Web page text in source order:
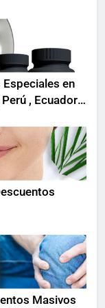
en
, Ecuador,
Masivos